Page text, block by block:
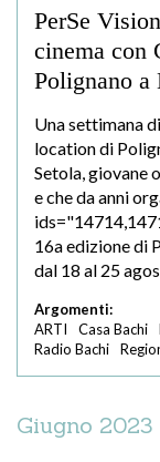
PerSe
cinema con
Polignano a
Una settimana
location di
Setola, giovane
e che da anni
16a edizione di
dal 18 al 25
Argomenti:
ARTI
Casa Bachi
Radio Bachi
Giugno 2023